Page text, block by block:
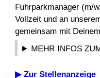
Fuhrparkmanager (m/
Vollzeit und an
gemeinsam mit
MEHR INFOS
▶ Zur Stellenanzeige